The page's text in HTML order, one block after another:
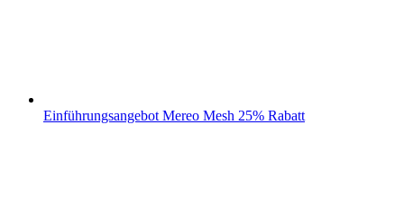
Einführungsangebot Mereo Mesh 25% Rabatt